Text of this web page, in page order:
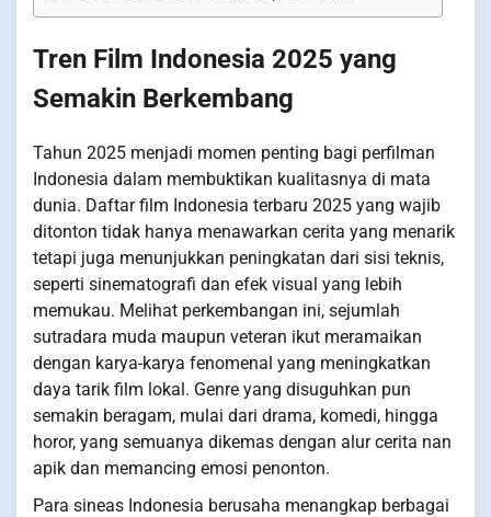
Tren Film Indonesia 2025 yang
Semakin Berkembang
Tahun 2025 menjadi momen penting bagi perfilman
Indonesia dalam membuktikan kualitasnya di mata
dunia. Daftar film Indonesia terbaru 2025 yang wajib
ditonton tidak hanya menawarkan cerita yang menarik
tetapi juga menunjukkan peningkatan dari sisi teknis,
seperti sinematografi dan efek visual yang lebih
memukau. Melihat perkembangan ini, sejumlah
sutradara muda maupun veteran ikut meramaikan
dengan karya-karya fenomenal yang meningkatkan
daya tarik film lokal. Genre yang disuguhkan pun
semakin beragam, mulai dari drama, komedi, hingga
horor, yang semuanya dikemas dengan alur cerita nan
apik dan memancing emosi penonton.
Para sineas Indonesia berusaha menangkap berbagai